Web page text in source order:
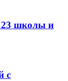
23 школы и
с